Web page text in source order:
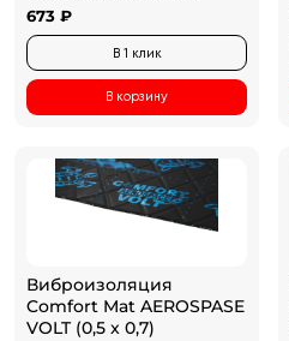
673 ₽
В 1 клик
В корзину
Виброизоляция
Comfort Mat AEROSPASE
VOLT (0,5 x 0,7)